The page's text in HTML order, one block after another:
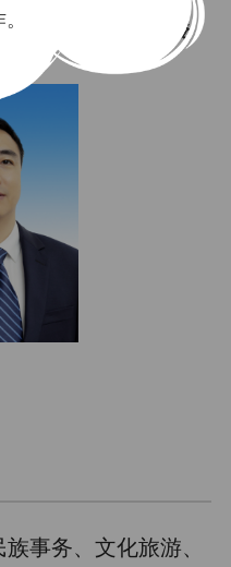
府副市长 牛文俊
事务、文化旅游、